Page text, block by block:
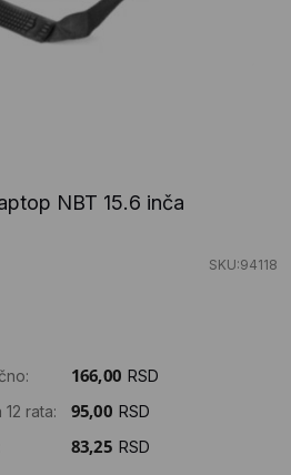
NBT 15.6 inča
SKU:94118
RSD
rata:
RSD
RSD